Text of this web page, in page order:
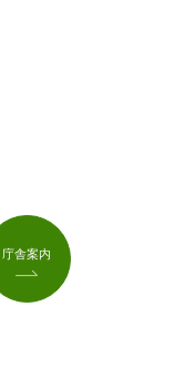
庁舎案内